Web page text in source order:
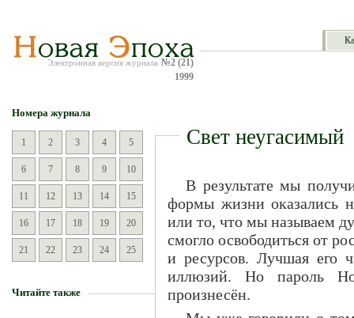
Электронная версия журнала №2 (21)
1999
Номера журнала
1 2 3 4 5
6 7 8 9 10
11 12 13 14 15
16 17 18 19 20
21 22 23 24 25
Читайте также
Свет неугасимый
В результате мы
формы жизни оказались
или то, что мы называем
смогло освободиться от
и ресурсов. Лучшая его
иллюзий. Но пароль
произнесён.